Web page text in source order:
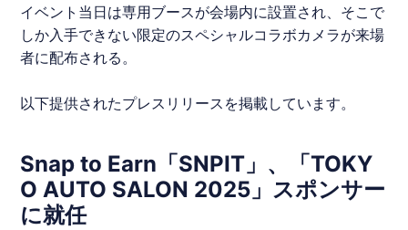
イベント当日は専用ブースが会場内に設置され、そこで
しか入手できない限定のスペシャルコラボカメラが来場
者に配布される。
以下提供されたプレスリリースを掲載しています。
Snap to Earn「SNPIT」、「TOKY
O AUTO SALON 2025」スポンサー
に就任